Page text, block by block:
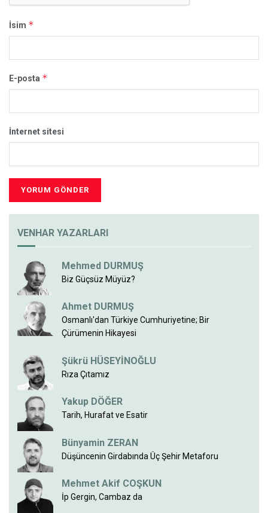
İsim *
E-posta *
İnternet sitesi
VENHAR YAZARLARI
Mehmed DURMUŞ
Biz Güçsüz Müyüz?
Ahmet DURMUŞ
Osmanlı'dan Türkiye Cumhuriyetine; Bir
Çürümenin Hikayesi
Şükrü HÜSEYİNOĞLU
Rıza Çıtamız
Yakup DÖĞER
Tarih, Hurafat ve Esatir
Bünyamin ZERAN
Düşüncenin Girdabında Üç Şehir Metaforu
Mehmet Akif COŞKUN
İp Gergin, Cambaz da